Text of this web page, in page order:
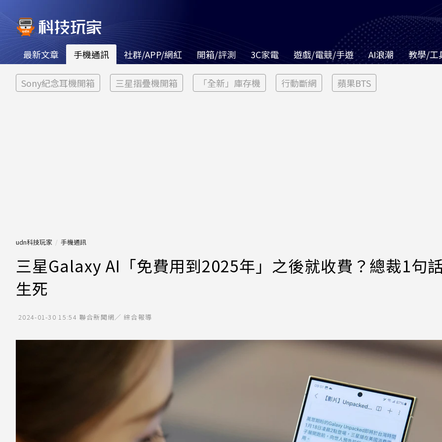
最新文章 手機通訊 社群/APP/網紅 開箱/評測 3C家電 遊戲/電競/手遊 AI浪潮 教學/工
Sony紀念耳機開箱 三星摺疊機開箱 「全新」庫存機 行動斷網 蘋果BTS
udn科技玩家 手機通訊
三星Galaxy AI「免費用到2025年」之後就收費？總裁1句
生死
2024-01-30 15:54 聯合新聞網／ 綜合報導